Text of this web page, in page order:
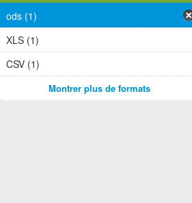
ods (1)
XLS (1)
CSV (1)
Montrer plus de formats